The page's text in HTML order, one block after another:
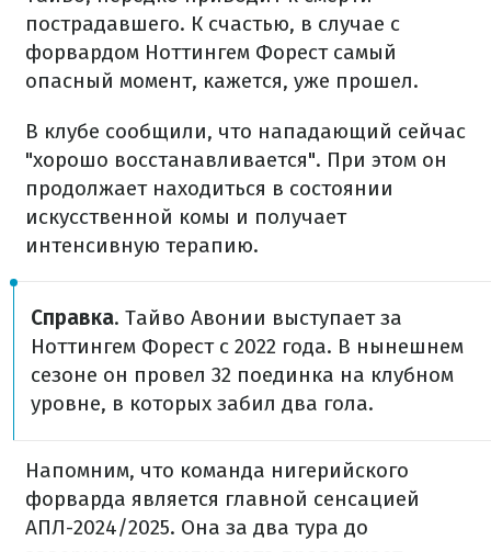
пострадавшего. К счастью, в случае с
форвардом Ноттингем Форест самый
опасный момент, кажется, уже прошел.
В клубе сообщили, что нападающий сейчас
"хорошо восстанавливается". При этом он
продолжает находиться в состоянии
искусственной комы и получает
интенсивную терапию.
Справка. Тайво Авонии выступает за
Ноттингем Форест с 2022 года. В нынешнем
сезоне он провел 32 поединка на клубном
уровне, в которых забил два гола.
Напомним, что команда нигерийского
форварда является главной сенсацией
АПЛ-2024/2025. Она за два тура до